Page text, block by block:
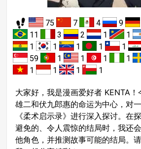
75 7 4 9
11
3 2 1 1
1
1 1 1 1
59
1 1 1 1
1
1 1 1
大家好，我是漫画爱好者 KENTA
雄二和伏九郎惠的命运为中心，对
《柔术启示录》进行深入探讨。在
避免的、令人震惊的结局时，我还
他角色，并推测故事可能的结局。